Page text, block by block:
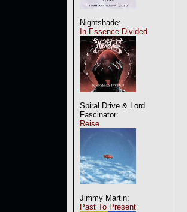
Nightshade:
In Essence Divided
Spiral Drive & Lord
Fascinator:
Reise
Jimmy Martin:
Past To Present